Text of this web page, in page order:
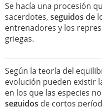
Se hacía una procesión
sacerdotes, seguidos de
entrenadores y los
griegas.
Según la teoría del
evolución pueden existir
en los que las especies
seguidos de cortos